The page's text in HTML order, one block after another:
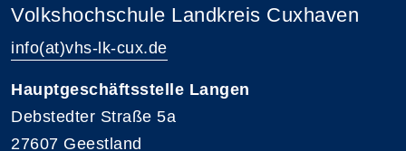
Volkshochschule Landkreis Cuxhaven
info(at)vhs-lk-cux.de
Hauptgeschäftsstelle Langen
Debstedter Straße 5a
27607 Geestland